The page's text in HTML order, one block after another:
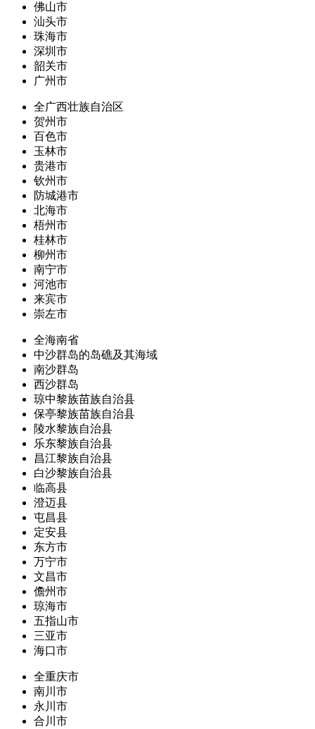
佛山市
汕头市
珠海市
深圳市
韶关市
广州市
全广西壮族自治区
贺州市
百色市
玉林市
贵港市
钦州市
防城港市
北海市
梧州市
桂林市
柳州市
南宁市
河池市
来宾市
崇左市
全海南省
中沙群岛的岛礁及其海域
南沙群岛
西沙群岛
琼中黎族苗族自治县
保亭黎族苗族自治县
陵水黎族自治县
乐东黎族自治县
昌江黎族自治县
白沙黎族自治县
临高县
澄迈县
屯昌县
定安县
东方市
万宁市
文昌市
儋州市
琼海市
五指山市
三亚市
海口市
全重庆市
南川市
永川市
合川市